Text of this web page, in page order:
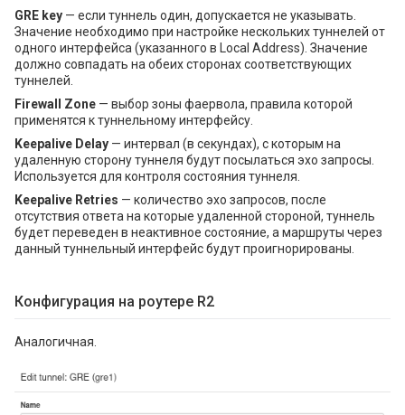
GRE key — если туннель один, допускается не указывать.
Значение необходимо при настройке нескольких туннелей от
одного интерфейса (указанного в Local Address). Значение
должно совпадать на обеих сторонах соответствующих
туннелей.
Firewall Zone — выбор зоны фаервола, правила которой
применятся к туннельному интерфейсу.
Keepalive Delay — интервал (в секундах), с которым на
удаленную сторону туннеля будут посылаться эхо запросы.
Используется для контроля состояния туннеля.
Keepalive Retries — количество эхо запросов, после
отсутствия ответа на которые удаленной стороной, туннель
будет переведен в неактивное состояние, а маршруты через
данный туннельный интерфейс будут проигнорированы.
Конфигурация на роутере R2
Аналогичная.